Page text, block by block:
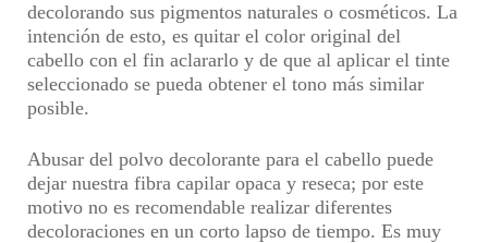
decolorando sus pigmentos naturales o cosméticos. La
intención de esto, es quitar el color original del
cabello con el fin aclararlo y de que al aplicar el tinte
seleccionado se pueda obtener el tono más similar
posible.
Abusar del polvo decolorante para el cabello puede
dejar nuestra fibra capilar opaca y reseca; por este
motivo no es recomendable realizar diferentes
decoloraciones en un corto lapso de tiempo. Es muy